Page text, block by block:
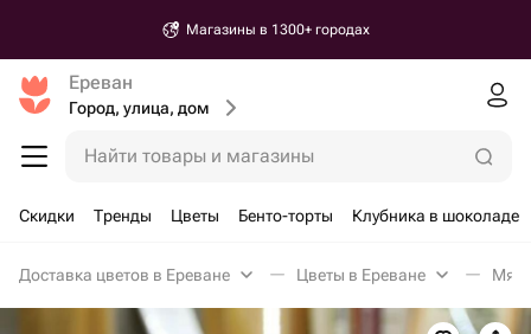
Магазины в 1300+ городах
Ереван
Город, улица, дом
Найти товары и магазины
Скидки Тренды Цветы Бенто-торты Клубника в шоколаде
Доставка цветов в Ереване Цветы в Ереване